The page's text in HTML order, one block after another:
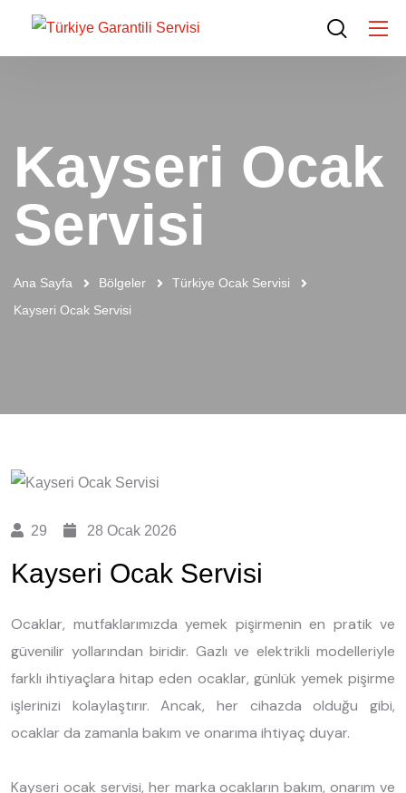
Kayseri Ocak
Servisi
Ana Sayfa Bölgeler
Türkiye Ocak Servisi
Kayseri Ocak Servisi
29 28 Ocak 2026
Kayseri Ocak Servisi
Ocaklar, mutfaklarımızda yemek pişirmenin en pratik ve
güvenilir yollarından biridir. Gazlı ve elektrikli modelleriyle
farklı ihtiyaçlara hitap eden ocaklar, günlük yemek pişirme
işlerinizi kolaylaştırır. Ancak, her cihazda olduğu gibi,
ocaklar da zamanla bakım ve onarıma ihtiyaç duyar.
Kayseri ocak servisi, her marka ocakların bakım, onarım ve